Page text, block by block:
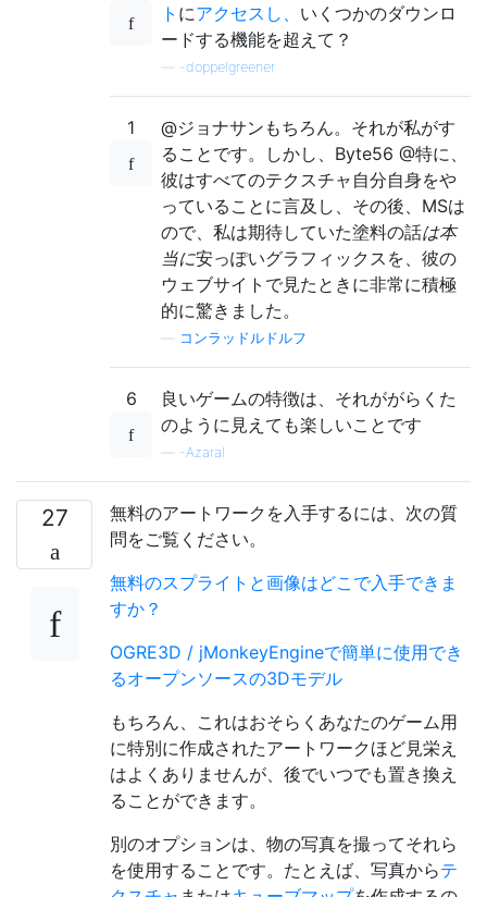
ト にアクセスし、 いくつかのダウンロ
ードする機能を超えて？
-doppelgreener
1
@ジョナサンもちろん。それが私がす
ることです。しかし、Byte56 @特に、
彼はすべてのテクスチャ自分自身をや
っていることに言及し、その後、MSは
ので、私は期待していた塗料の話は本
当に安っぽいグラフィックスを、彼の
ウェブサイトで見たときに非常に積極
的に驚きました。
コンラッドルドルフ
6
良いゲームの特徴は、それががらくた
のように見えても楽しいことです
-Azaral
27
無料のアートワークを入手するには、次の質
問をご覧ください。
無料のスプライトと画像はどこで入手できま
すか？
OGRE3D / jMonkeyEngineで簡単に使用でき
るオープンソースの3Dモデル
もちろん、これはおそらくあなたのゲーム用
に特別に作成されたアートワークほど見栄え
はよくありませんが、後でいつでも置き換え
ることができます。
別のオプションは、物の写真を撮ってそれら
を使用することです。たとえば、写真からテ